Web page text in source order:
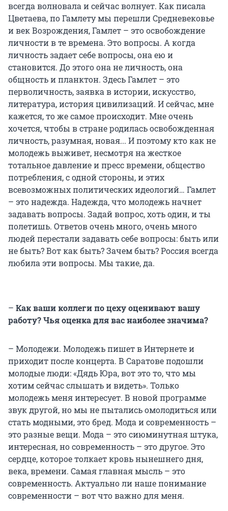
всегда волновала и сейчас волнует. Как писала
Цветаева, по Гамлету мы перешли Средневековье
и век Возрождения, Гамлет – это освобождение
личности в те времена. Это вопросы. А когда
личность задает себе вопросы, она ею и
становится. До этого она не личность, она
общность и планктон. Здесь Гамлет – это
перволичность, заявка в истории, искусство,
литература, история цивилизаций. И сейчас, мне
кажется, то же самое происходит. Мне очень
хочется, чтобы в стране родилась освобожденная
личность, разумная, новая... И поэтому кто как не
молодежь выживет, несмотря на жесткое
тотальное давление и пресс времени, общество
потребления, с одной стороны, и этих
всевозможных политических идеологий… Гамлет
– это надежда. Надежда, что молодежь начнет
задавать вопросы. Задай вопрос, хоть один, и ты
полетишь. Ответов очень много, очень много
людей перестали задавать себе вопросы: быть или
не быть? Вот как быть? Зачем быть? Россия всегда
любила эти вопросы. Мы такие, да.
– Как ваши коллеги по цеху оценивают вашу
работу? Чья оценка для вас наиболее значима?
– Молодежи. Молодежь пишет в Интернете и
приходит после концерта. В Саратове подошли
молодые люди: «Дядь Юра, вот это то, что мы
хотим сейчас слышать и видеть». Только
молодежь меня интересует. В новой программе
звук другой, но мы не пытались омолодиться или
стать модными, это бред. Мода и современность –
это разные вещи. Мода – это сиюминутная штука,
интересная, но современность – это другое. Это
сердце, которое толкает кровь нынешнего дня,
века, времени. Самая главная мысль – это
современность. Актуально ли наше понимание
современности – вот что важно для меня.